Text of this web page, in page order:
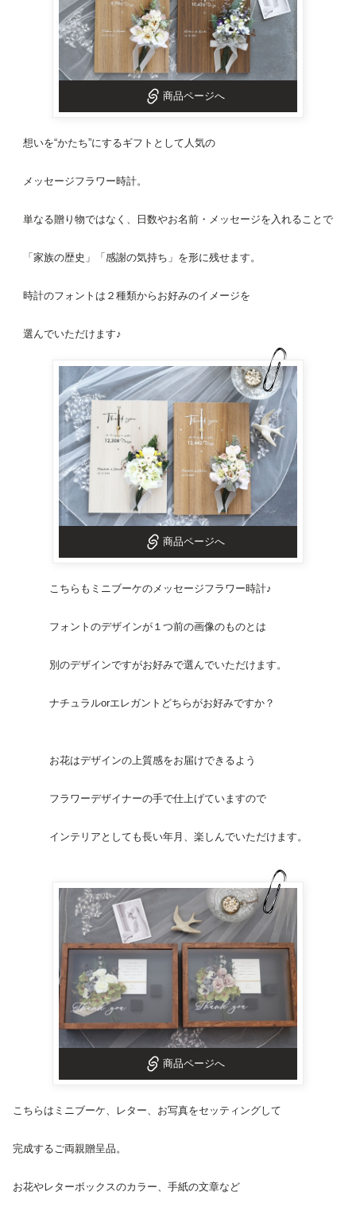
商品ページへ
想いを“かたち”にするギフトとして人気の
メッセージフラワー時計。
単なる贈り物ではなく、日数やお名前・メッセージを入れることで
「家族の歴史」「感謝の気持ち」を形に残せます。
時計のフォントは２種類からお好みのイメージを
選んでいただけます♪
商品ページへ
こちらもミニブーケのメッセージフラワー時計♪
フォントのデザインが１つ前の画像のものとは
別のデザインですがお好みで選んでいただけます。
ナチュラルorエレガントどちらがお好みですか？
お花はデザインの上質感をお届けできるよう
フラワーデザイナーの手で仕上げていますので
インテリアとしても長い年月、楽しんでいただけます。
商品ページへ
こちらはミニブーケ、レター、お写真をセッティングして
完成するご両親贈呈品。
お花やレターボックスのカラー、手紙の文章など